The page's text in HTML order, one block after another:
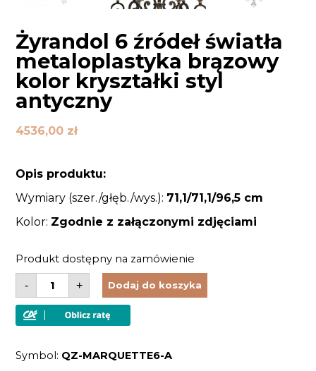
Żyrandol 6 źródeł światła
metaloplastyka brązowy
kolor kryształki styl
antyczny
4536,00 zł
Opis produktu:
Wymiary (szer./głęb./wys.): 71,1/71,1/96,5 cm
Kolor: Zgodnie z załączonymi zdjęciami
Produkt dostępny na zamówienie
-
ilość
Żyrandol
6
źródeł
światła
kolor
+ Dodaj do koszyka
Symbol: QZ-MARQUETTE6-A